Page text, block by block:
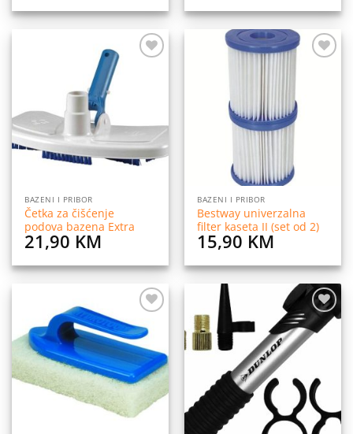
BAZENI I PRIBOR
Četka za čišćenje
podova bazena Extra
21,90 KM
BAZENI I PRIBOR
Bestway univerzalna
filter kaseta II (set od 2)
15,90 KM
Dodaj
na
listu
želja
Dodaj
na